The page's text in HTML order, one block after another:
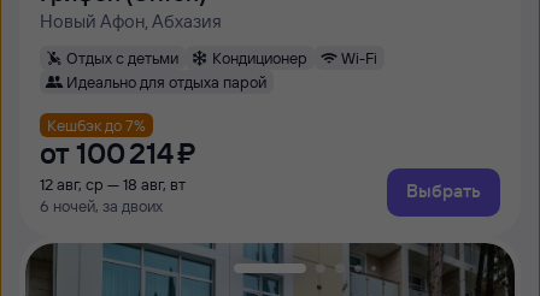
Новый Афон, Абхазия
Отдых с детьми Кондиционер
Wi-Fi
Идеально для отдыха парой
Кешбэк до 7%
от 100 ⁠214 ⁠₽
12 авг, ср — 18 авг, вт
6 ночей, за двоих
Выбрать